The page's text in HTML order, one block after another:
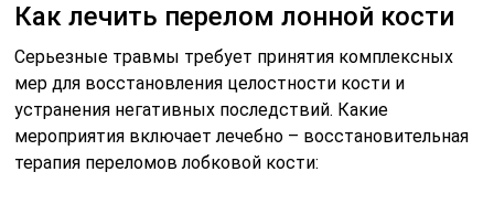
Как лечить перелом лонной кости
Серьезные травмы требует принятия комплексных
мер для восстановления целостности кости и
устранения негативных последствий. Какие
мероприятия включает лечебно – восстановительная
терапия переломов лобковой кости: